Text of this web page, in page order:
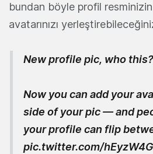
bundan böyle profil
avatarınızı
New profile pic, who this?
Now you can add your
side of your pic — and
your profile can flip
pic.twitter.com/